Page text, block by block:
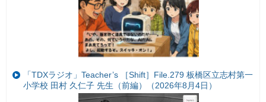
「TDXラジオ」Teacher’s ［Shift］File.279 板橋区立志村第一
小学校 田村 久仁子 先生（前編）（2026年8月4日）